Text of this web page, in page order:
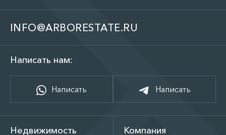
INFO@ARBORESTATE.RU
Написать нам:
Написать Написать
Недвижимость Компания